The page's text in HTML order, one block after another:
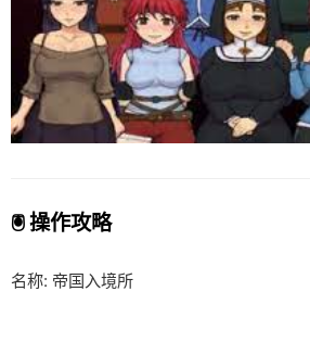
🖲️ 操作攻略
名称: 帝国入境所